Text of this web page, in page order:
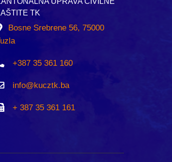
TK
Bosne Srebrene 56, 75000
+387 35 361 160
info@kucztk.ba
+ 387 35 361 161